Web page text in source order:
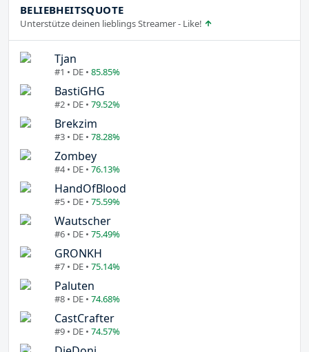
BELIEBHEITSQUOTE
Unterstütze deinen lieblings Streamer - Like!
Tjan
#1 • DE • 85.85%
BastiGHG
#2 • DE • 79.52%
Brekzim
#3 • DE • 78.28%
Zombey
#4 • DE • 76.13%
HandOfBlood
#5 • DE • 75.59%
Wautscher
#6 • DE • 75.49%
GRONKH
#7 • DE • 75.14%
Paluten
#8 • DE • 74.68%
CastCrafter
#9 • DE • 74.57%